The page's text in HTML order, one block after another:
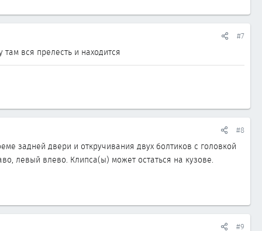
#7
вся прелесть и находится
#8
задней двери и откручивания двух болтиков с головкой
левый влево. Клипса(ы) может остаться на кузове.
#9